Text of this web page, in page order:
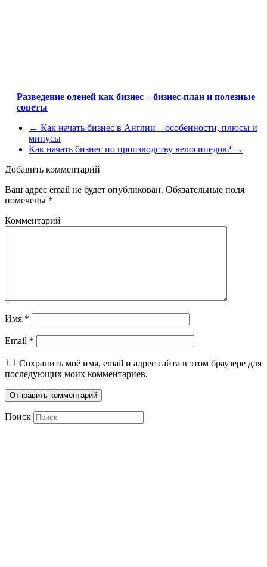
Разведение оленей как бизнес – бизнес-план и полезные
советы
← Как начать бизнес в Англии ‒ особенности, плюсы и
минусы
Как начать бизнес по производству велосипедов? →
Добавить комментарий
Ваш адрес email не будет опубликован. Обязательные поля
помечены *
Комментарий
Имя *
Email *
Сохранить моё имя, email и адрес сайта в этом браузере для
последующих моих комментариев.
Поиск